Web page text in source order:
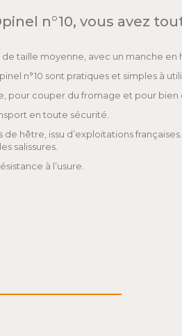
n°10, vous avez
taille moyenne, avec un manche en
n°10 sont pratiques et simples à
couper du fromage et pour bien
en toute sécurité.
hêtre, issu d’exploitations
salissures.
à l’usure.